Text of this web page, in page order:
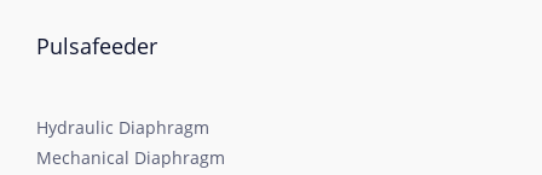
Pulsafeeder
Hydraulic Diaphragm
Mechanical Diaphragm